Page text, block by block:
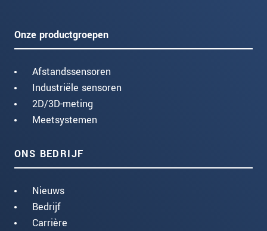
Onze productgroepen
Afstandssensoren
Industriële sensoren
2D/3D-meting
Meetsystemen
ONS BEDRIJF
Nieuws
Bedrijf
Carrière